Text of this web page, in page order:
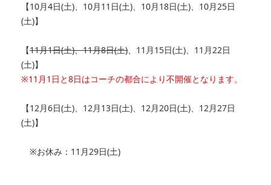
【10月4日(土)、10月11日(土)、10月18日(土)、10月25日
(土)】
【11月1日(土)、11月8日(土)、11月15日(土)、11月22日
(土)】
※11月1日と8日はコーチの都合により不開催となります。
【12月6日(土)、12月13日(土)、12月20日(土)、12月27日
(土)】
※お休み：11月29日(土)